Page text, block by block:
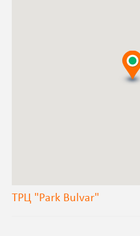
ТРЦ "Park Bulvar"